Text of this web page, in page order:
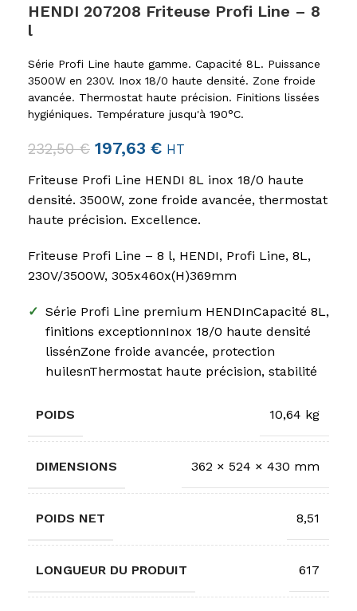
HENDI 207208 Friteuse Profi Line – 8
l
Série Profi Line haute gamme. Capacité 8L. Puissance
3500W en 230V. Inox 18/0 haute densité. Zone froide
avancée. Thermostat haute précision. Finitions lissées
hygiéniques. Température jusqu'à 190°C.
232,50€ 197,63 € HT
Friteuse Profi Line HENDI 8L inox 18/0 haute
densité. 3500W, zone froide avancée, thermostat
haute précision. Excellence.
Friteuse Profi Line – 8 l, HENDI, Profi Line, 8L,
230V/3500W, 305x460x(H)369mm
✓ Série Profi Line premium HENDInCapacité 8L,
finitions exceptionnInox 18/0 haute densité
lissénZone froide avancée, protection
huilesnThermostat haute précision, stabilité
POIDS 10,64 kg
DIMENSIONS 362 × 524 × 430 mm
POIDS NET 8,51
LONGUEUR DU PRODUIT 617